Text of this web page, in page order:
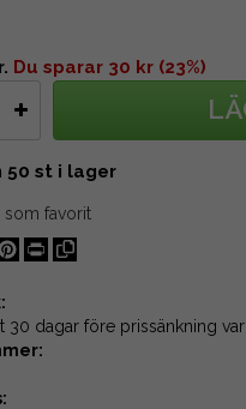
Du sparar 30 kr (23%)
50 st i lager
som favorit
Pinterest
Print
30 dagar före prissänkning var